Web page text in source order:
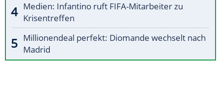
Medien: Infantino ruft FIFA-Mitarbeiter zu
Krisentreffen
Millionendeal perfekt: Diomande wechselt nach
Madrid